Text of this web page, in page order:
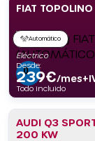
FIAT
Automático
Eléctrico
Desde:
239€/
Todo incluido
AUDI Q3
200 KW